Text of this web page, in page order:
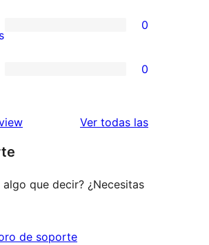
0
0
Ver todas las
algo que decir? ¿Necesitas
de soporte